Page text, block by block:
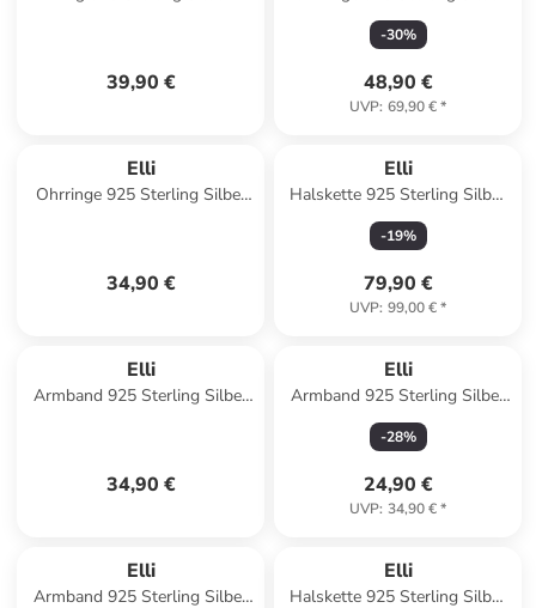
39,90 €
Herz in Blau
-30%
48,90 €
UVP: 69,90 €*
Elli
Ohrringe 925 Sterling Silber
34,90 €
Elli
Halskette 925 Sterling Silber
Geo, Plättchen in Gold
-19%
79,90 €
UVP: 99,00 €*
Elli
Armband 925 Sterling Silber
34,90 €
Elli
Armband 925 Sterling Silber
Infinity, Kreis in Blau
-28%
24,90 €
UVP: 34,90 €*
Elli
Armband 925 Sterling Silber
Elli
Halskette 925 Sterling Silber